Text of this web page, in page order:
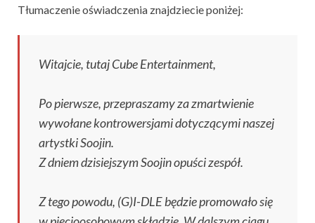
Tłumaczenie oświadczenia znajdziecie poniżej:
Witajcie, tutaj Cube Entertainment,
Po pierwsze, przepraszamy za zmartwienie
wywołane kontrowersjami dotyczącymi naszej
artystki Soojin.
Z dniem dzisiejszym Soojin opuści zespół.
Z tego powodu, (G)I-DLE będzie promowało się